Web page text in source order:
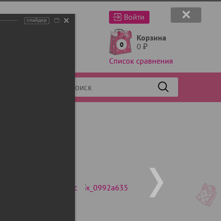
Войти
0
Корзина
0 ₽
Список сравнения
слайдер